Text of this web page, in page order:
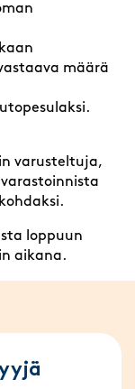
määrä
varusteltuja,
loppuun
aikana.